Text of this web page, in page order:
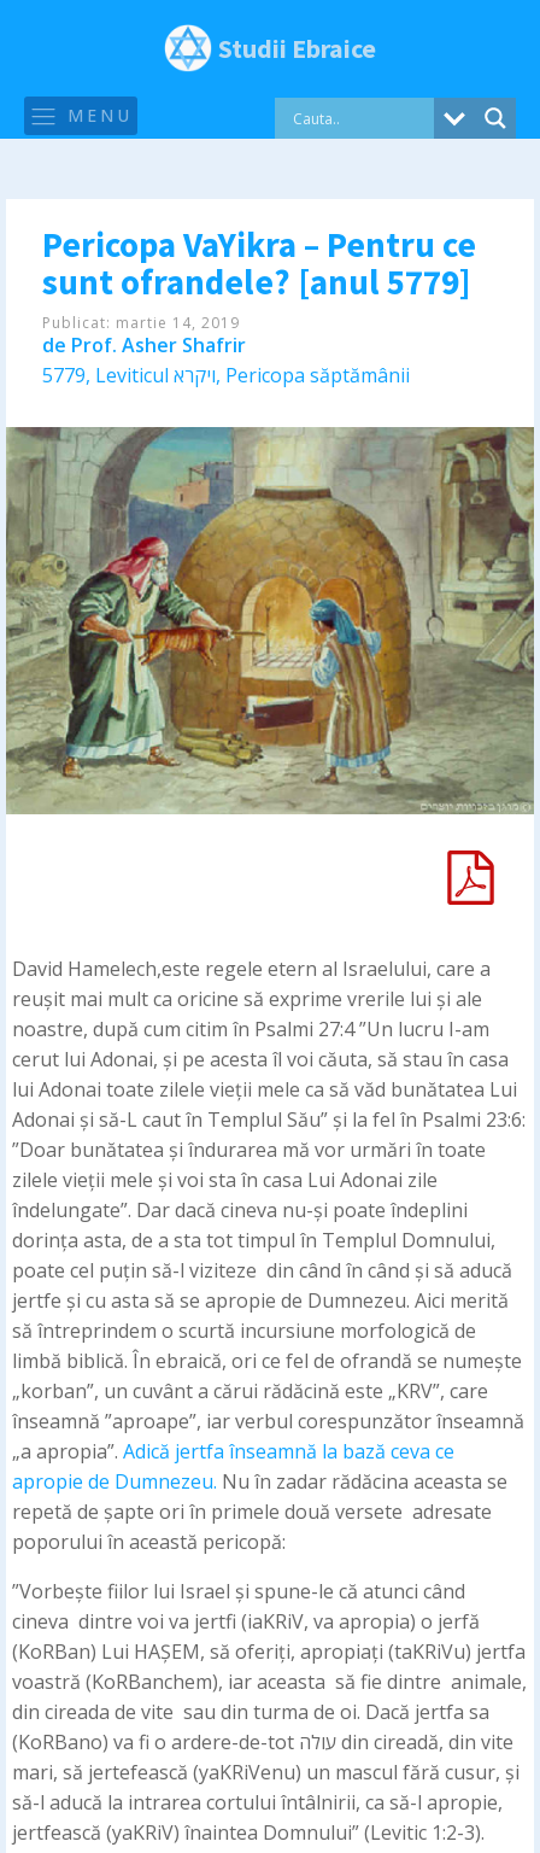
Studii Ebraice
MENU
Pericopa VaYikra – Pentru ce
sunt ofrandele? [anul 5779]
Publicat: martie 14, 2019
de Prof. Asher Shafrir
5779, Leviticul ויקרא, Pericopa săptămânii
David Hamelech,este regele etern al Israelului, care a
reușit mai mult ca oricine să exprime vrerile lui și ale
noastre, după cum citim în Psalmi 27:4 ”Un lucru I-am
cerut lui Adonai, și pe acesta îl voi căuta, să stau în casa
lui Adonai toate zilele vieții mele ca să văd bunătatea Lui
Adonai și să-L caut în Templul Său” și la fel în Psalmi 23:6:
”Doar bunătatea și îndurarea mă vor urmări în toate
zilele vieții mele și voi sta în casa Lui Adonai zile
îndelungate”. Dar dacă cineva nu-și poate îndeplini
dorința asta, de a sta tot timpul în Templul Domnului,
poate cel puțin să-l viziteze din când în când și să aducă
jertfe și cu asta să se apropie de Dumnezeu. Aici merită
să întreprindem o scurtă incursiune morfologică de
limbă biblică. În ebraică, ori ce fel de ofrandă se numește
„korban”, un cuvânt a cărui rădăcină este „KRV”, care
înseamnă ”aproape”, iar verbul corespunzător înseamnă
„a apropia”. Adică jertfa înseamnă la bază ceva ce
apropie de Dumnezeu. Nu în zadar rădăcina aceasta se
repetă de șapte ori în primele două versete adresate
poporului în această pericopă:
”Vorbește fiilor lui Israel și spune-le că atunci când
cineva dintre voi va jertfi (iaKRiV, va apropia) o jerfă
(KoRBan) Lui HAȘEM, să oferiți, apropiați (taKRiVu) jertfa
voastră (KoRBanchem), iar aceasta să fie dintre animale,
din cireada de vite sau din turma de oi. Dacă jertfa sa
(KoRBano) va fi o ardere-de-tot עולה din cireadă, din vite
mari, să jertefească (yaKRiVenu) un mascul fără cusur, și
să-l aducă la intrarea cortului întâlnirii, ca să-l apropie,
jertfească (yaKRiV) înaintea Domnului” (Levitic 1:2-3).